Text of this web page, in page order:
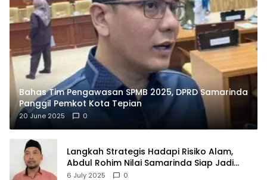
Bahas Tim Pengawasan SPMB 2025, DPRD Samarinda
Panggil Pemkot Kota Tepian
20 June 2025 0
Langkah Strategis Hadapi Risiko Alam,
Abdul Rohim Nilai Samarinda Siap Jadi
Pusat Logistik Bencana Kalimantan
6 July 2025 0